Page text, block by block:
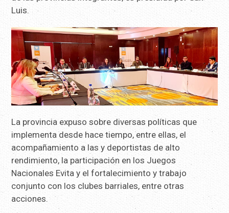
Luis.
La provincia expuso sobre diversas políticas que
implementa desde hace tiempo, entre ellas, el
acompañamiento a las y deportistas de alto
rendimiento, la participación en los Juegos
Nacionales Evita y el fortalecimiento y trabajo
conjunto con los clubes barriales, entre otras
acciones.